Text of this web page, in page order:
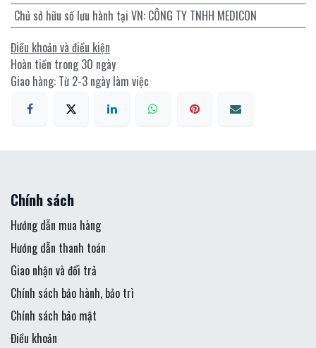
Chủ sở hữu số lưu hành tại VN: CÔNG TY TNHH MEDICON
Điều khoản và điều kiện
Hoàn tiền trong 30 ngày
Giao hàng: Từ 2-3 ngày làm việc
Chính sách
Hướng dẫn mua hàng
Hướng dẫn thanh toán
Giao nhận và đổi trả
Chính sách bảo hành, bảo trì
Chính sách bảo mật
Điều khoản